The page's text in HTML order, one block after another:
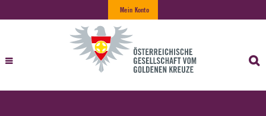
Mein Konto